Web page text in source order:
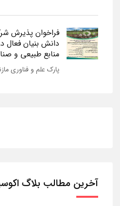
فراخوان پذیرش
دانش بنیان فعال
منابع طبیعی و
پارک علم و فناوری
آخرین مطالب بلاگ